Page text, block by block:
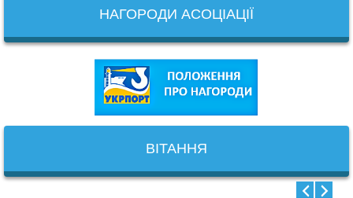
НАГОРОДИ АСОЦІАЦІЇ
ВІТАННЯ